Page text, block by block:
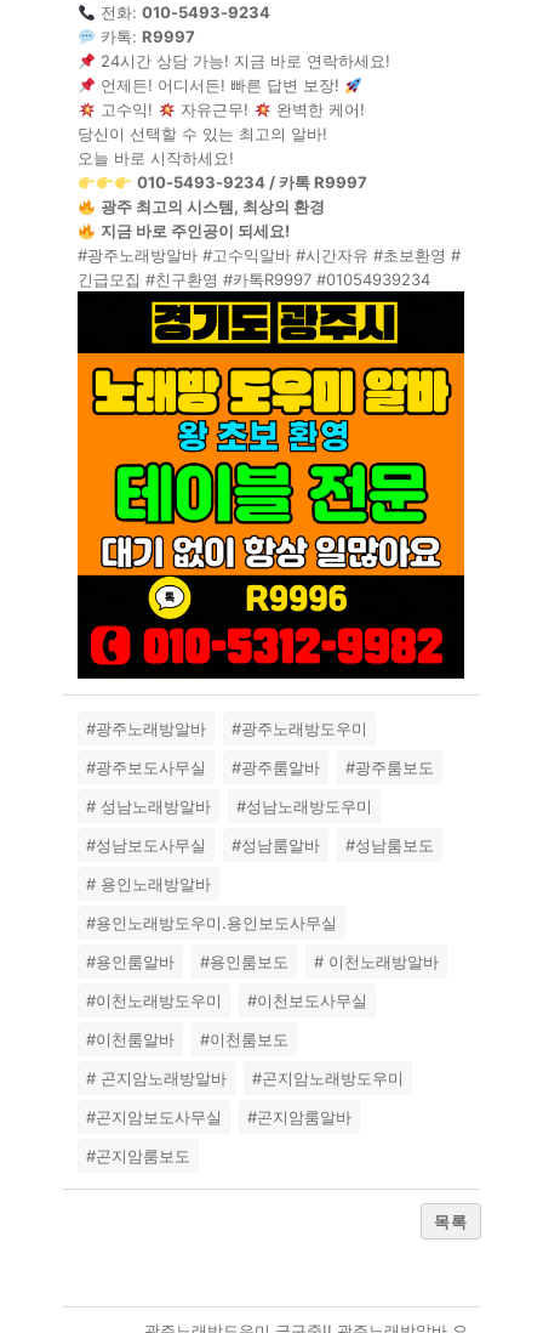
전화:010-5493-9234
카톡:R9997
24시간 상담 가능! 지금 바로 연락하세요!
언제든! 어디서든! 빠른 답변 보장!
고수익!
자유근무!
완벽한 케어!
당신이 선택할 수 있는 최고의 알바!
오늘 바로 시작하세요!
010-5493-9234 / 카톡 R9997
광주 최고의 시스템, 최상의 환경
지금 바로 주인공이 되세요!
#광주노래방알바 #고수익알바 #시간자유 #초보환영 #
긴급모집 #친구환영 #카톡R9997 #01054939234
#광주노래방알바
#광주노래방도우미
#광주보도사무실
#광주룸알바
#광주룸보도
# 성남노래방알바
#성남노래방도우미
#성남보도사무실
#성남룸알바
#성남룸보도
# 용인노래방알바
#용인노래방도우미.용인보도사무실
#용인룸알바
#용인룸보도
# 이천노래방알바
#이천노래방도우미
#이천보도사무실
#이천룸알바
#이천룸보도
# 곤지암노래방알바
#곤지암노래방도우미
#곤지암보도사무실
#곤지암룸알바
#곤지암룸보도
목록